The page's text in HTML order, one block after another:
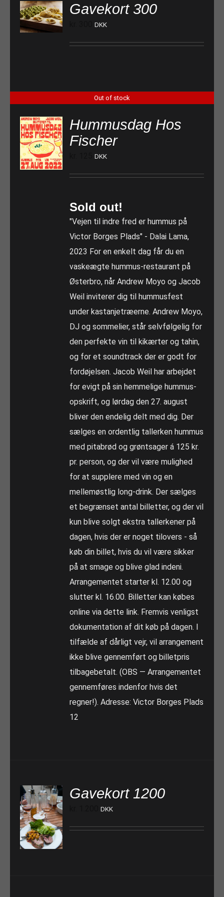
Gavekort 300
DKK
Out of stock
Hummusdag Hos
Fischer
DKK
Sold out!
"Vejen til indre fred er hummus på
Victor Borges Plads" - Dalai Lama,
2023 For en enkelt dag får du en
vaskeægte hummus-restaurant på
Østerbro, når Andrew Moyo og Jacob
Weil inviterer dig til hummusfest
under kastanjetræerne. Andrew Moyo,
DJ og sommelier, står selvfølgelig for
den perfekte vin til kikærter og tahin,
og for et soundtrack der er godt for
fordøjelsen. Jacob Weil har arbejdet
for evigt på sin hemmelige hummus-
opskrift, og lørdag den 27. august
bliver den endelig delt med dig. Der
sælges en ordentlig tallerken hummus
med pitabrød og grøntsager á 125 kr.
pr. person, og der vil være mulighed
for at supplere med vin og en
mellemøstlig long-drink. Der sælges
et begrænset antal billetter, og der vil
kun blive solgt ekstra tallerkener på
dagen, hvis der er noget tilovers - så
køb din billet, hvis du vil være sikker
på at smage og blive glad indeni.
Arrangementet starter kl. 12.00 og
slutter kl. 16.00. Billetter kan købes
online via dette link. Fremvis venligst
dokumentation af dit køb på dagen. I
tilfælde af dårligt vejr, vil arrangement
ikke blive gennemført og billetpris
tilbagebetalt. (OBS — Arrangementet
gennemføres indenfor hvis det
regner!). Adresse: Victor Borges Plads
12
Gavekort 1200
DKK